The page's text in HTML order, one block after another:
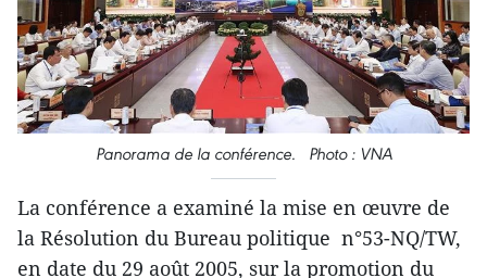
Panorama de la conférence. Photo : VNA
La conférence a examiné la mise en œuvre de
la Résolution du Bureau politique n°53-NQ/TW,
en date du 29 août 2005, sur la promotion du